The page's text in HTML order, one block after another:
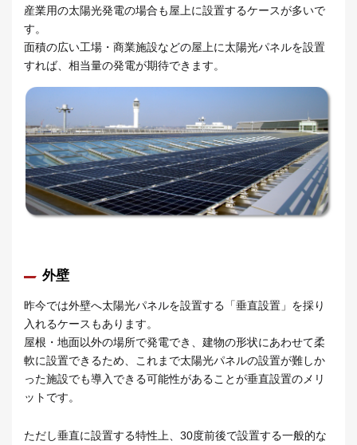
産業用の太陽光発電の場合も屋上に設置するケースが多いで
す。
面積の広い工場・商業施設などの屋上に太陽光パネルを設置
すれば、相当量の発電が期待できます。
外壁
昨今では外壁へ太陽光パネルを設置する「垂直設置」を採り
入れるケースもあります。
屋根・地面以外の場所で発電でき、建物の形状にあわせて柔
軟に設置できるため、これまで太陽光パネルの設置が難しか
った施設でも導入できる可能性があることが垂直設置のメリ
ットです。
ただし垂直に設置する特性上、30度前後で設置する一般的な